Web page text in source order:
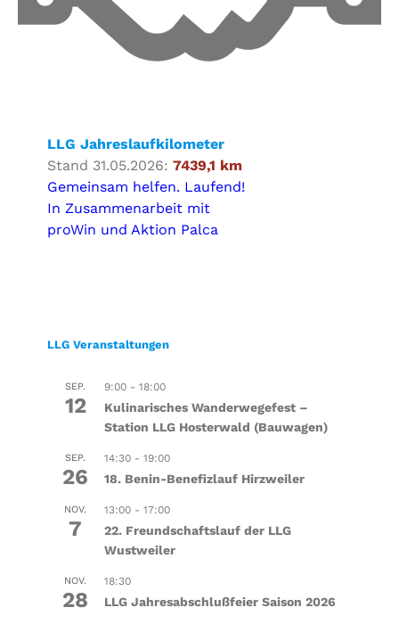
LLG Jahreslaufkilometer
Stand 31.05.2026: 7439,1 km
Gemeinsam helfen. Laufend!
In Zusammenarbeit mit
proWin und Aktion Palca
LLG Veranstaltungen
SEP.
12
9:00- 18:00
Kulinarisches Wanderwegefest –
Station LLG Hosterwald (Bauwagen)
SEP.
26
14:30- 19:00
18. Benin-Benefizlauf Hirzweiler
NOV.
7
13:00- 17:00
22. Freundschaftslauf der LLG
Wustweiler
NOV.
28
18:30
LLG Jahresabschlußfeier Saison 2026